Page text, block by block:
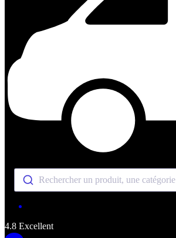
Rechercher un produit, une catégorie
4.8 Excellent